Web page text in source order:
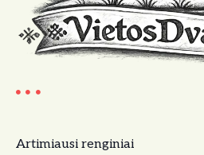
Artimiausi renginiai